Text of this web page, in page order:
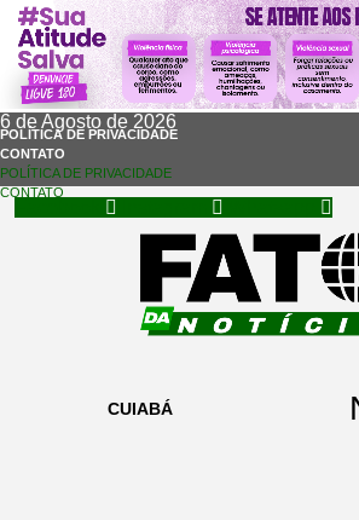
6 de Agosto de 2026
POLÍTICA DE PRIVACIDADE
CONTATO
POLÍTICA DE PRIVACIDADE
CONTATO